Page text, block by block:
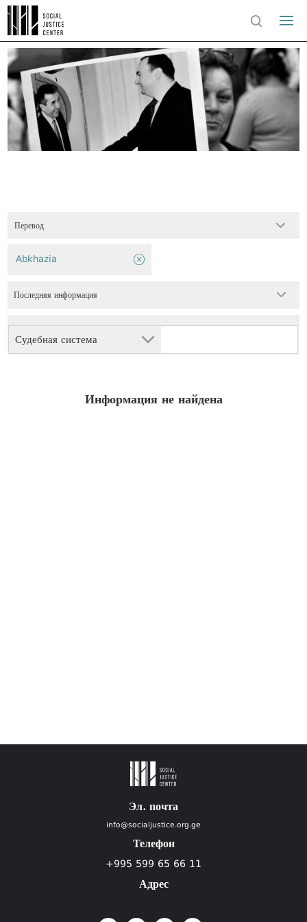
Перевод
Судебная система
Abkhazia
Последняя информация
Информация не найдена
Эл. почта
info@socialjustice.org.ge
Телефон
+995 599 65 66 11
Адрес